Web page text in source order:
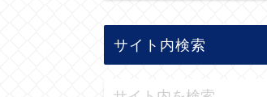
サイト内検索